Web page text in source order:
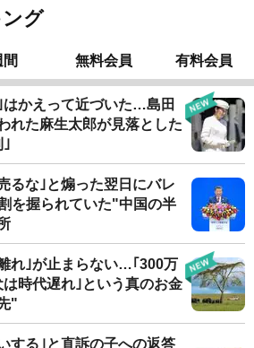
グ
間 無料会員 有料会員
はかえって近づいた…島田
れた麻生太郎が見落とした
るな｣と煽った翌日にバレ
を握られていた"中国の半
れ｣が止まらない…｢300万
時代遅れ｣という真のお金
"
する｣と直訴の子への返答